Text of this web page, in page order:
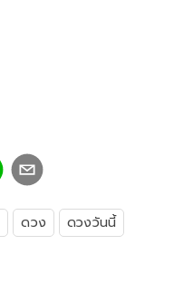
ดวง
ดวงวันนี้